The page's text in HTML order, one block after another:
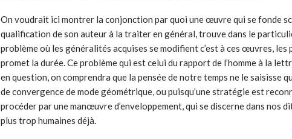
On voudrait ici montrer la conjonction par quoi une œuvre qui se fonde
qualification de son auteur à la traiter en général, trouve dans le
problème où les généralités acquises se modifient c’est à ces œuvres, les
promet la durée. Ce problème qui est celui du rapport de l’homme à la
en question, on comprendra que la pensée de notre temps ne le saisisse
de convergence de mode géométrique, ou puisqu’une stratégie est
procéder par une manœuvre d’enveloppement, qui se discerne dans nos
plus trop humaines déjà.